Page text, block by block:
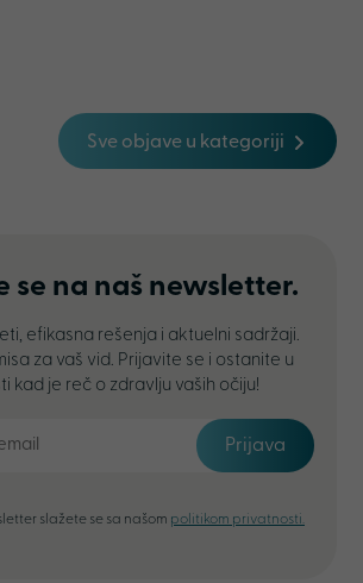
Sve objave u kategoriji
se na naš newsletter.
efikasna rešenja i aktuelni sadržaji.
za vaš vid. Prijavite se i ostanite u
kad je reč o zdravlju vaših očiju!
Prijava
slažete se sa našom politikom privatnosti.